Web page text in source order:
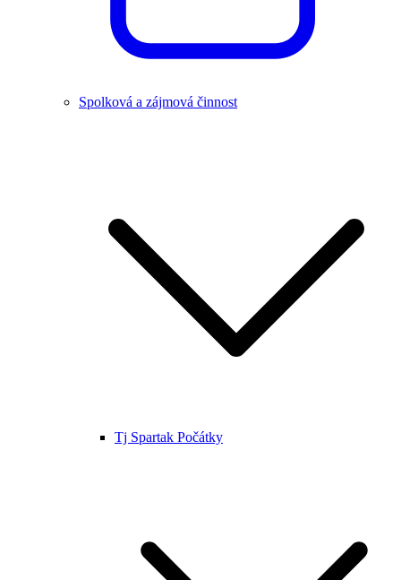
Spolková a zájmová činnost
Tj Spartak Počátky